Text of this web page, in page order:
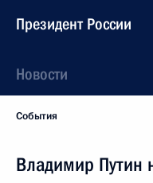
Президент России
Новости
События
Владимир Путин